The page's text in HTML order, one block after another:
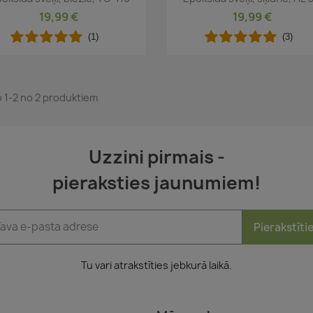
19,99 €
(1)
19,99 €
(3)
1-2 no 2 produktiem
Uzzini pirmais -
pieraksties jaunumiem!
Tu vari atrakstīties jebkurā laikā.